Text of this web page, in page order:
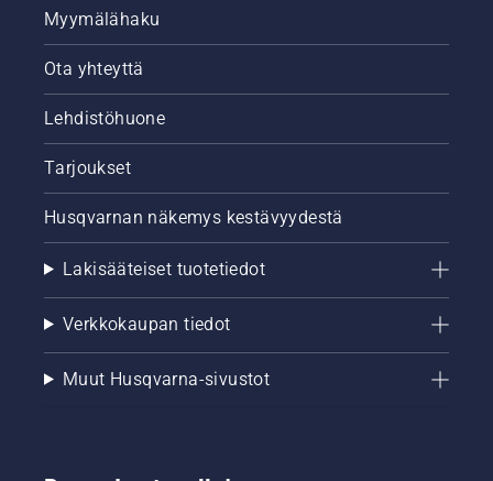
Myymälähaku
Ota yhteyttä
Lehdistöhuone
Tarjoukset
Husqvarnan näkemys kestävyydestä
Lakisääteiset tuotetiedot
Verkkokaupan tiedot
Muut Husqvarna-sivustot